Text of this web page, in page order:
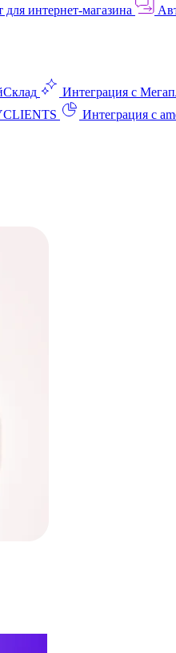
для интернет‑магазина
Интеграция с
Интеграция с